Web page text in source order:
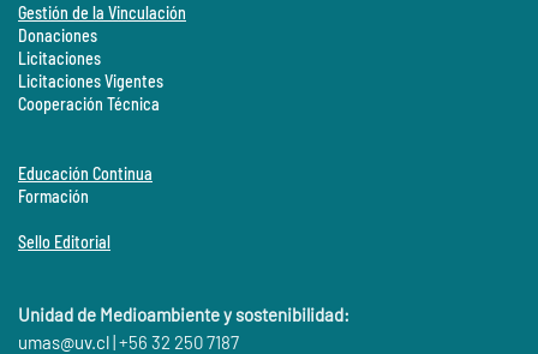
Gestión de la Vinculación
Donaciones
Licitaciones
Licitaciones Vigentes
Cooperación Técnica
Educación Continua
Formación
Sello Editorial
Unidad de Medioambiente y sostenibilidad:
umas@uv.cl| +56 32 250 7187